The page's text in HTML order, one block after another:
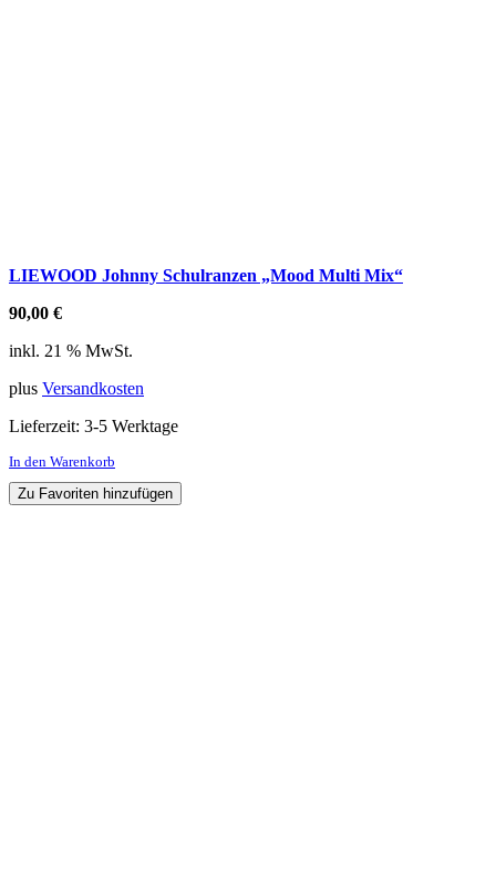
LIEWOOD Johnny Schulranzen „Mood Multi Mix“
90,00 €
inkl. 21 % MwSt.
plus Versandkosten
Lieferzeit: 3-5 Werktage
In den Warenkorb
Zu Favoriten hinzufügen